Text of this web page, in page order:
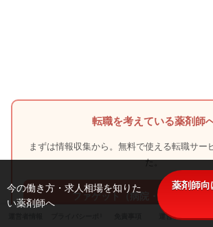
転職を考えている薬剤師
まずは情報収集から。無料で使える転職サー
た。
ファゲット（病院・中小薬局に
運営ポリシー
今の働き方・求人相場を知りた
い薬剤師へ
薬剤師向